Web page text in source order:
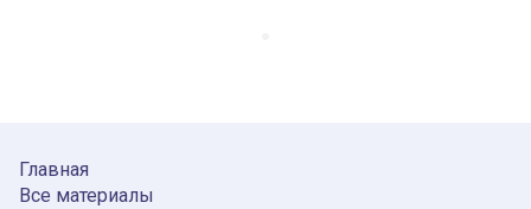
Главная
Все материалы